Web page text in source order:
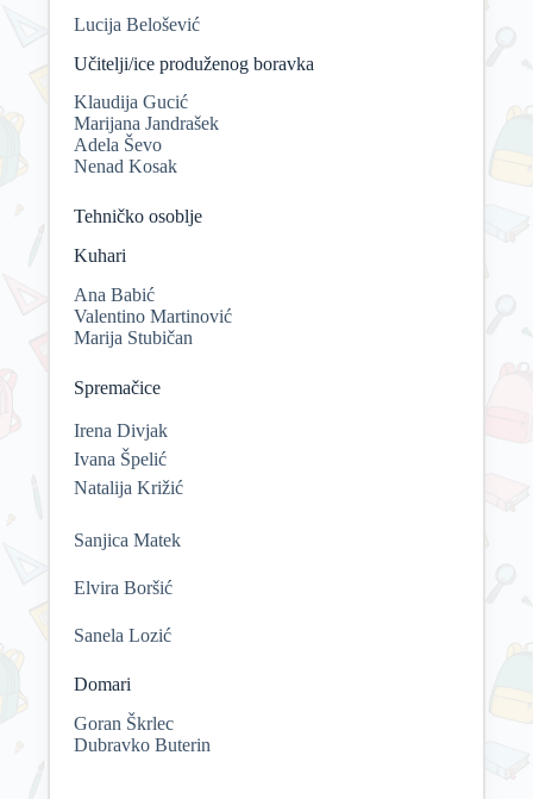
Lucija Belošević
Učitelji/ice produženog boravka
Klaudija Gucić
Marijana Jandrašek
Adela Ševo
Nenad Kosak
Tehničko osoblje
Kuhari
Ana Babić
Valentino Martinović
Marija Stubičan
Spremačice
Irena Divjak
Ivana Špelić
Natalija Križić
Sanjica Matek
Elvira Boršić
Sanela Lozić
Domari
Goran Škrlec
Dubravko Buterin